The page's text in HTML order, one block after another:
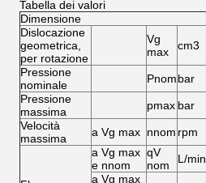
Tabella dei valori
Dimensione
Dislocazione
geometrica,
per rotazione
Vg
max
cm3
Pressione
nominale
Pnombar
Pressione
massima
pmax bar
Velocità
massima
a Vg max nnom rpm
a Vg max
e nnom
qV
nom
L/min
a Vg max